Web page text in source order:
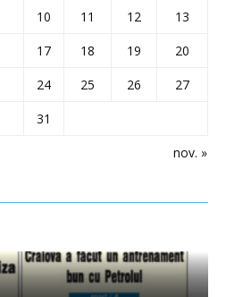
nov. »
10 11 12
13
17 18 19
20
24 25 26
27
31